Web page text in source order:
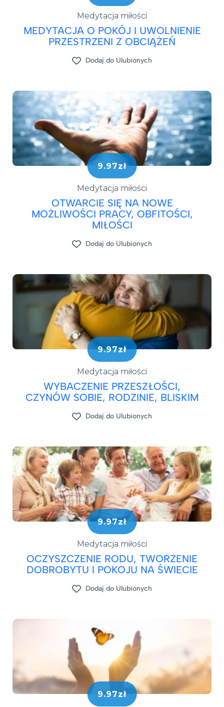
Medytacja miłości
MEDYTACJA O POKÓJ I UWOLNIENIE
PRZESTRZENI Z OBCIĄŻEŃ
Dodaj do Ulubionych
9.97zł
Medytacja miłości
OTWARCIE SIĘ NA NOWE
MOŻLIWOŚCI PRACY, OBFITOŚCI,
MIŁOŚCI
Dodaj do Ulubionych
9.97zł
Medytacja miłości
WYBACZENIE PRZESZŁOŚCI,
CZYNÓW SOBIE, RODZINIE, BLISKIM
Dodaj do Ulubionych
9.97zł
Medytacja miłości
OCZYSZCZENIE RODU, TWORZENIE
DOBROBYTU I POKOJU NA ŚWIECIE
Dodaj do Ulubionych
9.97zł